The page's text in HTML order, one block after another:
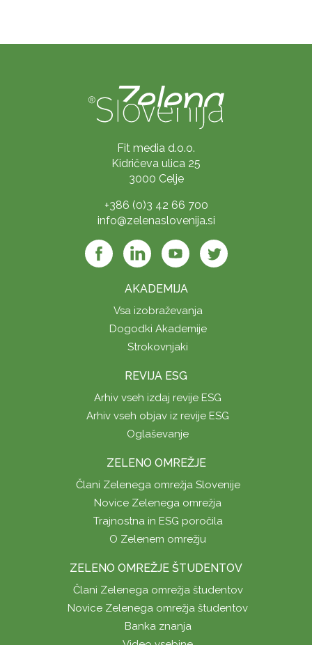
Fit media d.o.o.
Kidričeva ulica 25
3000 Celje
+386 (0)3 42 66 700
info@zelenaslovenija.si
AKADEMIJA
Vsa izobraževanja
Dogodki Akademije
Strokovnjaki
REVIJA ESG
Arhiv vseh izdaj revije ESG
Arhiv vseh objav iz revije ESG
Oglaševanje
ZELENO OMREŽJE
Člani Zelenega omrežja Slovenije
Novice Zelenega omrežja
Trajnostna in ESG poročila
O Zelenem omrežju
ZELENO OMREŽJE ŠTUDENTOV
Člani Zelenega omrežja študentov
Novice Zelenega omrežja študentov
Banka znanja